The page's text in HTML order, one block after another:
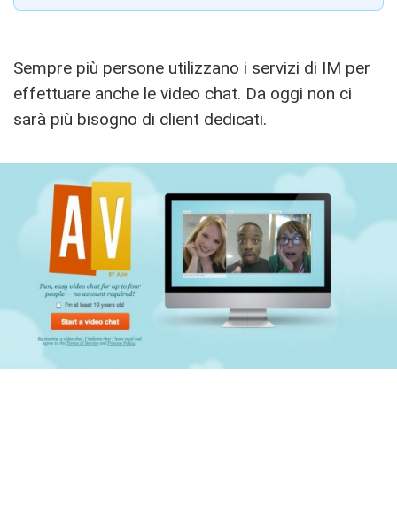
Sempre più persone utilizzano i servizi di IM per
effettuare anche le video chat. Da oggi non ci
sarà più bisogno di client dedicati.